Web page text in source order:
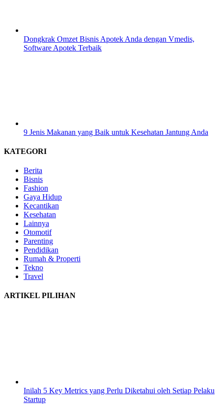
Dongkrak Omzet Bisnis Apotek Anda dengan Vmedis,
Software Apotek Terbaik
9 Jenis Makanan yang Baik untuk Kesehatan Jantung Anda
KATEGORI
Berita
Bisnis
Fashion
Gaya Hidup
Kecantikan
Kesehatan
Lainnya
Otomotif
Parenting
Pendidikan
Rumah & Properti
Tekno
Travel
ARTIKEL PILIHAN
Inilah 5 Key Metrics yang Perlu Diketahui oleh Setiap Pelaku
Startup